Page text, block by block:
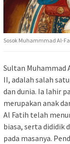
Sosok Muhammmad Al-
Sultan Muhammad
II, adalah salah
dan dunia. Ia lahir
merupakan anak
Al Fatih telah
biasa, serta dididik
pada masanya.